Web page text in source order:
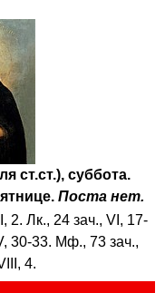
ст.ст.), суббота.
Поста нет.
2. Лк., 24 зач., VI, 17-
30-33. Мф., 73 зач.,
4.